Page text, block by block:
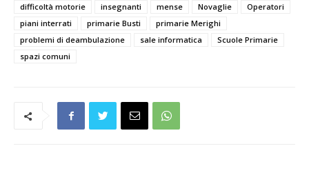
difficoltà motorie insegnanti mense Novaglie
Operatori
piani interrati
primarie Busti
primarie Merighi
problemi di deambulazione
sale informatica
Scuole Primarie
spazi comuni